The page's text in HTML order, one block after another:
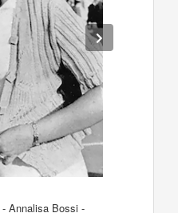
Annalisa Bossi -